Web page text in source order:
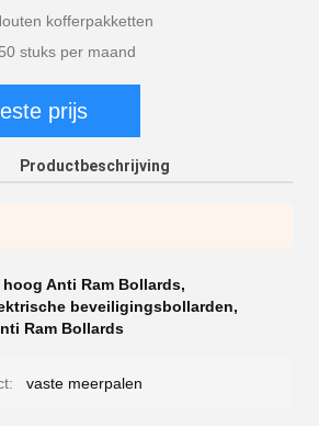
kofferpakketten
stuks per maand
prijs
Productbeschrijving
hoog Anti Ram Bollards,
beveiligingsbollarden,
Ram Bollards
vaste meerpalen